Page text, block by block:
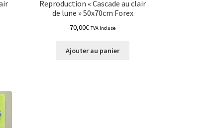
Reproduction « Cascade au clair
de lune » 50x70cm Forex
70,00€ TVA Incluse
Ajouter au panier